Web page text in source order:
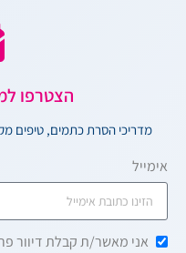
הצטרפו
מדריכי הסרת כתמים, טיפים
אימייל
אני מאשר/ת קבלת דיוור